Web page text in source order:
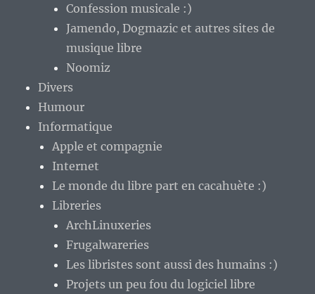
Confession musicale :)
Jamendo, Dogmazic et autres sites de
musique libre
Noomiz
Divers
Humour
Informatique
Apple et compagnie
Internet
Le monde du libre part en cacahuète :)
Libreries
ArchLinuxeries
Frugalwareries
Les libristes sont aussi des humains :)
Projets un peu fou du logiciel libre